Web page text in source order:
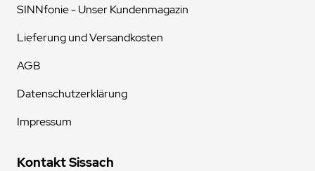
SINNfonie - Unser Kundenmagazin
Lieferung und Versandkosten
AGB
Datenschutzerklärung
Impressum
Kontakt Sissach